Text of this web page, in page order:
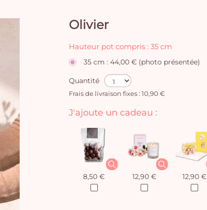
Olivier
Hauteur pot compris : 35 cm
35 cm : 44,00 € (photo présentée)
Quantité
Frais de livraison fixes : 10,90 €
J'ajoute un cadeau :
8,50 € 12,90 € 12,90 €